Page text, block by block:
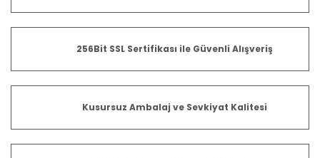
256Bit SSL Sertifikası ile Güvenli Alışveriş
Kusursuz Ambalaj ve Sevkiyat Kalitesi